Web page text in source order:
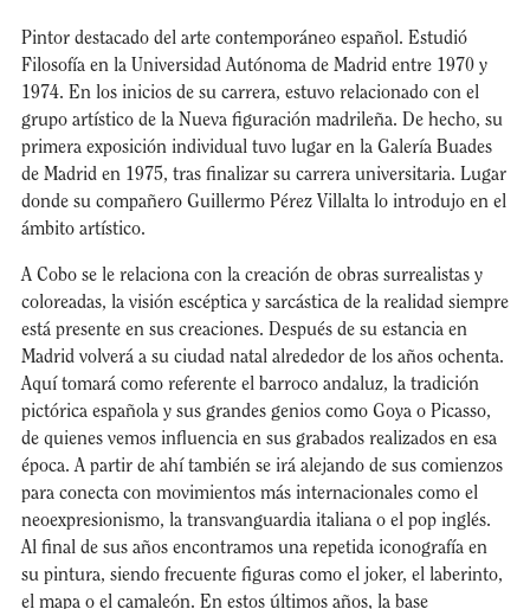
Pintor destacado del arte contemporáneo español. Estudió
Filosofía en la Universidad Autónoma de Madrid entre 1970 y
1974. En los inicios de su carrera, estuvo relacionado con el
grupo artístico de la Nueva figuración madrileña. De hecho, su
primera exposición individual tuvo lugar en la Galería Buades
de Madrid en 1975, tras finalizar su carrera universitaria. Lugar
donde su compañero Guillermo Pérez Villalta lo introdujo en el
ámbito artístico.
A Cobo se le relaciona con la creación de obras surrealistas y
coloreadas, la visión escéptica y sarcástica de la realidad siempre
está presente en sus creaciones. Después de su estancia en
Madrid volverá a su ciudad natal alrededor de los años ochenta.
Aquí tomará como referente el barroco andaluz, la tradición
pictórica española y sus grandes genios como Goya o Picasso,
de quienes vemos influencia en sus grabados realizados en esa
época. A partir de ahí también se irá alejando de sus comienzos
para conecta con movimientos más internacionales como el
neoexpresionismo, la transvanguardia italiana o el pop inglés.
Al final de sus años encontramos una repetida iconografía en
su pintura, siendo frecuente figuras como el joker, el laberinto,
el mapa o el camaleón. En estos últimos años, la base